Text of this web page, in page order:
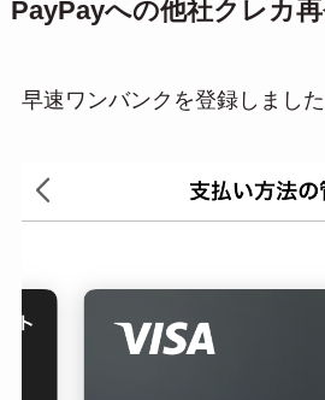
PayPayへの他社クレカ
早速ワンバンクを登録しました